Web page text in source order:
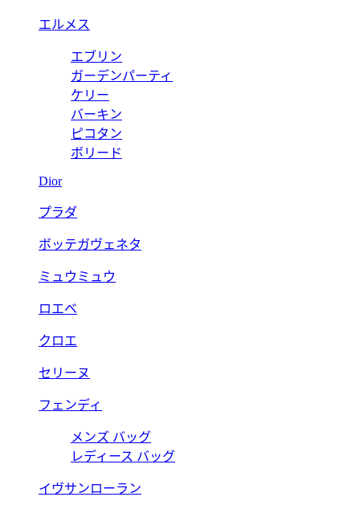
エルメス
エブリン
ガーデンパーティ
ケリー
バーキン
ピコタン
ボリード
Dior
プラダ
ボッテガヴェネタ
ミュウミュウ
ロエベ
クロエ
セリーヌ
フェンディ
メンズ バッグ
レディース バッグ
イヴサンローラン